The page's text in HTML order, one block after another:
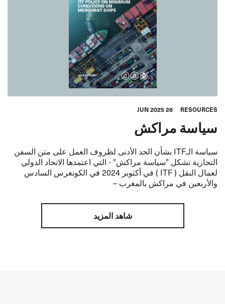
RESOURCES
26 JUN 2025
سياسة مراكش
سياسة الـITF بشأن الحد الأدنى لظروف العمل على متن السفن
التجارية تشكل "سياسة مراكش" - التي اعتمدها الاتحاد الدولي
لعمال النقل ( ITF ) في أكتوبر 2024 في الكونغرس السادس
والأربعين في مراكش بالمغرب –
شاهد المزيد